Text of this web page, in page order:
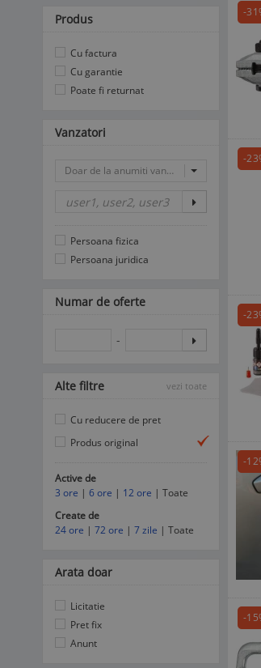
-
-
-
-
-
Produs
Cu factura
Cu garantie
Poate fi returnat
Vanzatori
Doar de la anumiti vanzatori
Persoana fizica
Persoana juridica
Numar de oferte
-
Alte filtre vezi toate
Cu reducere de pret
Produs original
Active de
3 ore | 6 ore | 12 ore | Toate
Create de
24 ore | 72 ore | 7 zile | Toate
Arata doar
Licitatie
Pret fix
Anunt